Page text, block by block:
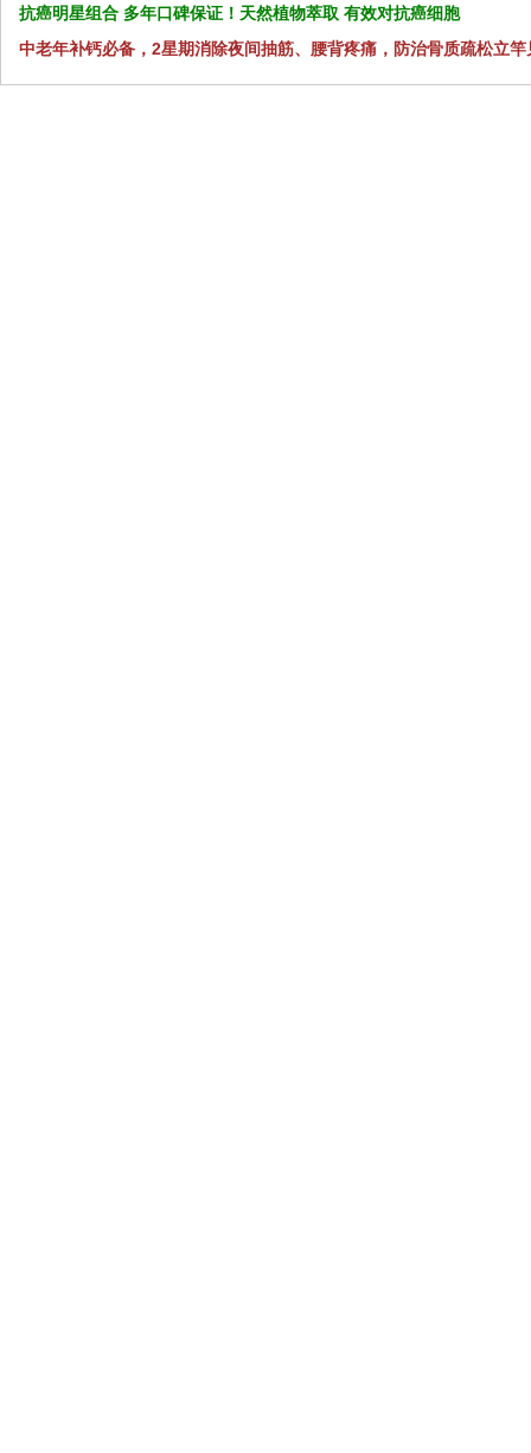
抗癌明星组合 多年口碑保证！天然植物萃取 有效对抗癌细胞
中老年补钙必备，2星期消除夜间抽筋、腰背疼痛，防治骨质疏松立竿